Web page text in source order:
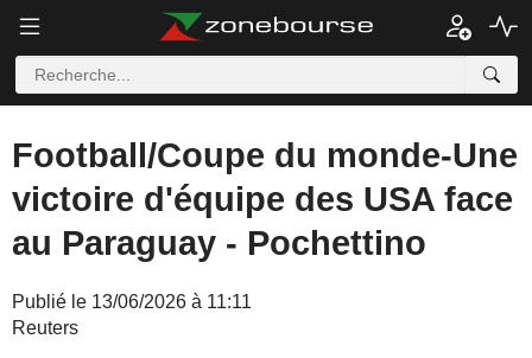
Football/Coupe du monde-Une
victoire d'équipe des USA face
au Paraguay - Pochettino
Publié le 13/06/2026 à 11:11
Reuters